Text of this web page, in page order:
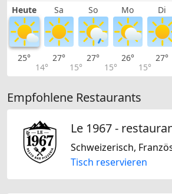
Heute Sa So Mo Di
25°
14°
27°
15°
27°
15°
26°
15°
27°
Empfohlene Restaurants
Le 1967 -
Tisch reservieren